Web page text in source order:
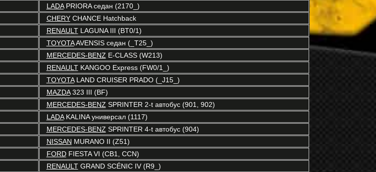
LADAPRIORA седан (2170_)
CHERYCHANCE Hatchback
RENAULTLAGUNA III (BT0/1)
TOYOTAAVENSIS седан (_T25_)
MERCEDES-BENZ E-CLASS (W213)
RENAULTKANGOO Express (FW0/1_)
TOYOTALAND CRUISER PRADO (_J15_)
MAZDA323 III (BF)
MERCEDES-BENZ SPRINTER 2-t автобус (901, 902)
LADAKALINA универсал (1117)
MERCEDES-BENZ SPRINTER 4-t автобус (904)
NISSAN MURANO II (Z51)
FORDFIESTA VI (CB1, CCN)
RENAULTGRAND SCÉNIC IV (R9_)